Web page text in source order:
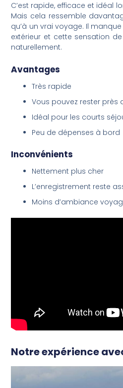
C’est rapide, efficace et idéal
Mais cela ressemble
qu’à un vrai voyage. Il
extérieur et cette sensation
naturellement.
Avantages
Très rapide
Vous pouvez rester près
Idéal pour les courts
Peu de dépenses à bord
Inconvénients
Nettement plus cher
L’enregistrement reste
Moins d’ambiance
Notre expérience